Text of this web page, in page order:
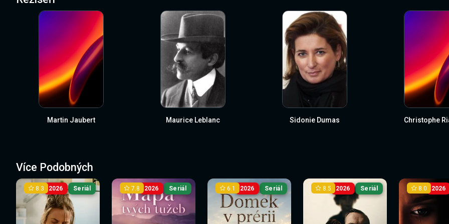
Martin Jaubert Maurice Leblanc Sidonie Dumas Christophe
Více Podobných
2026
8.3 Seriál 2026
7.8 Seriál 2026
6.1 Seriál 2026
8.5 Seriál 2026
8.0